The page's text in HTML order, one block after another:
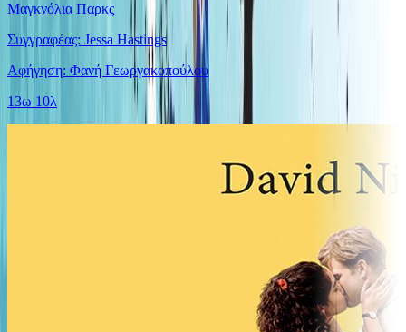
Μαγκνόλια Παρκς
Συγγραφέας: Jessa Hastings
Αφήγηση: Φανή Γεωργακοπούλου
13ω 10λ